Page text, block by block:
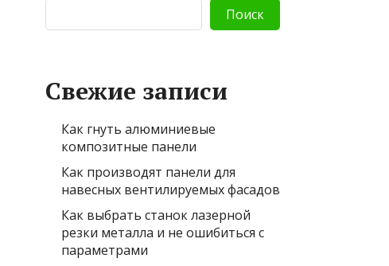
Поиск
Свежие записи
Как гнуть алюминиевые
композитные панели
Как производят панели для
навесных вентилируемых фасадов
Как выбрать станок лазерной
резки металла и не ошибиться с
параметрами